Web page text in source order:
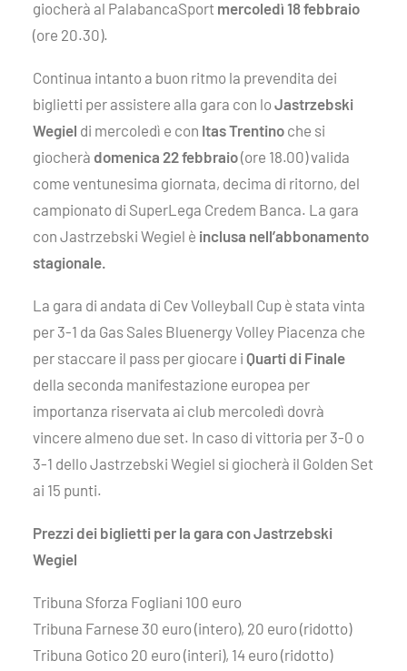
giocherà al PalabancaSport mercoledì 18 febbraio
(ore 20.30).
Continua intanto a buon ritmo la prevendita dei
biglietti per assistere alla gara con lo Jastrzebski
Wegiel di mercoledì e con Itas Trentino che si
giocherà domenica 22 febbraio(ore 18.00) valida
come ventunesima giornata, decima di ritorno, del
campionato di SuperLega Credem Banca. La gara
con Jastrzebski Wegiel è inclusa nell’abbonamento
stagionale.
La gara di andata di Cev Volleyball Cup è stata vinta
per 3-1 da Gas Sales Bluenergy Volley Piacenza che
per staccare il pass per giocare i Quarti di Finale
della seconda manifestazione europea per
importanza riservata ai club mercoledì dovrà
vincere almeno due set. In caso di vittoria per 3-0 o
3-1 dello Jastrzebski Wegiel si giocherà il Golden Set
ai 15 punti.
Prezzi dei biglietti per la gara conJastrzebski
Wegiel
Tribuna Sforza Fogliani 100 euro
Tribuna Farnese 30 euro (intero), 20 euro (ridotto)
Tribuna Gotico 20 euro (interi), 14 euro (ridotto)